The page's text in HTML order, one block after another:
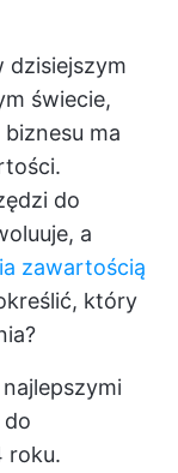
dzisiejszym
świecie,
ma
do
a
zawartością
który
roku.